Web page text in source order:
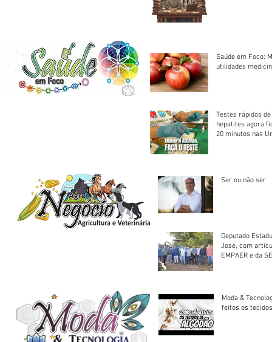
Saúde em Foco:
utilidades
Testes rápidos
hepatites agora
20 minutos nas
Ser ou não ser
Deputado
José, com
EMPAER e da
Moda &
feitos os